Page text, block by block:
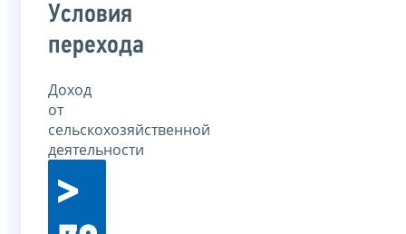
Условия
перехода
Доход
от
сельскохозяйственной
деятельности
>